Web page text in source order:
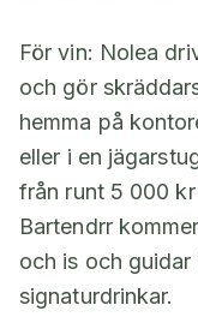
För vin: Nolea
och gör
hemma på
eller i en
från runt 5 000
Bartendrr
och is och
signaturdrinkar.